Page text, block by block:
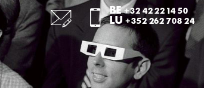
BE:+32 42 22 14 50
LU:+352 262 708 24